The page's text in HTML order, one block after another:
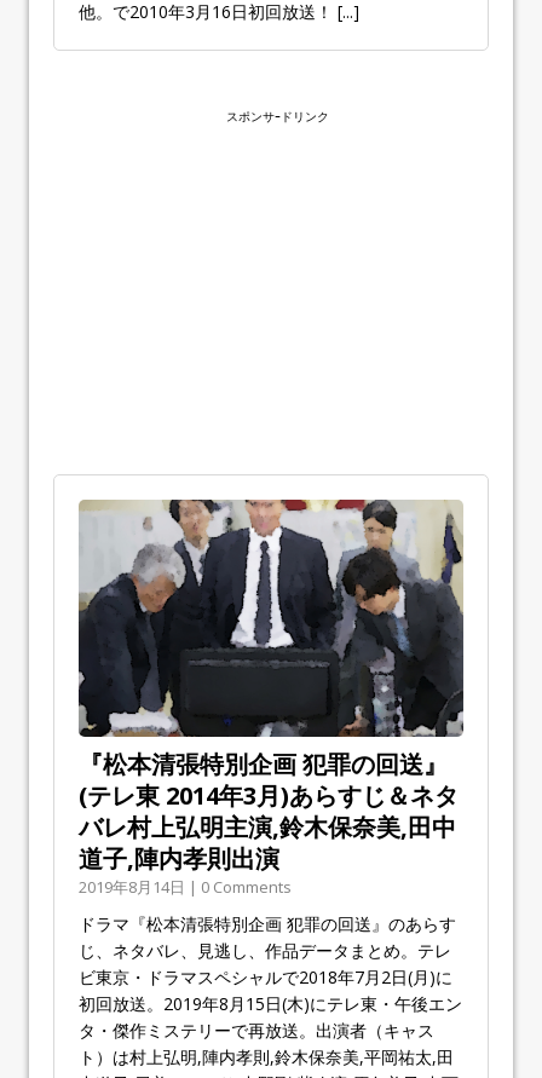
他。で2010年3月16日初回放送！ [...]
スポンサｰドリンク
『松本清張特別企画 犯罪の回送』
(テレ東 2014年3月)あらすじ＆ネタ
バレ村上弘明主演,鈴木保奈美,田中
道子,陣内孝則出演
2019年8月14日 | 0 Comments
ドラマ『松本清張特別企画 犯罪の回送』のあらす
じ、ネタバレ、見逃し、作品データまとめ。テレ
ビ東京・ドラマスペシャルで2018年7月2日(月)に
初回放送。2019年8月15日(木)にテレ東・午後エン
タ・傑作ミステリーで再放送。出演者（キャス
ト）は村上弘明,陣内孝則,鈴木保奈美,平岡祐太,田